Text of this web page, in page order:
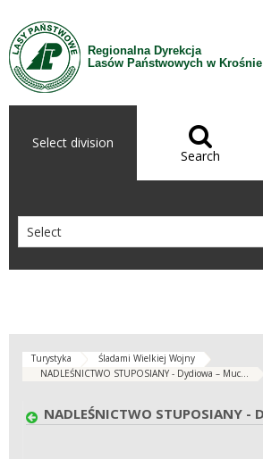
Skip to Content
Regionalna Dyrekcja
Lasów Państwowych w Krośnie
Select division 
Search
Turystyka
Śladami Wielkiej Wojny
NADLEŚNICTWO STUPOSIANY - Dydiowa – Muc...